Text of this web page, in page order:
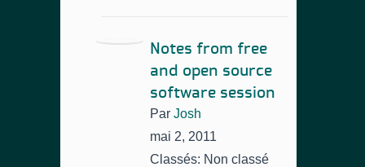
Notes from free
and open source
software session
Par Josh
mai 2, 2011
Classés: Non classé